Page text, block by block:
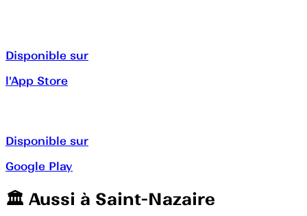
Disponible sur
l'App Store
Disponible sur
Google Play
🏛️️ Aussi à Saint-Nazaire